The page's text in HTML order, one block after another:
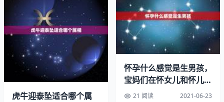
90年,今年多大
虎牛迎泰坠适合哪个属
怀孕什么感觉是生男孩，
宝妈们在怀女儿和怀儿子
初期，感觉有什么不一样
21 阅读 2021-06-23